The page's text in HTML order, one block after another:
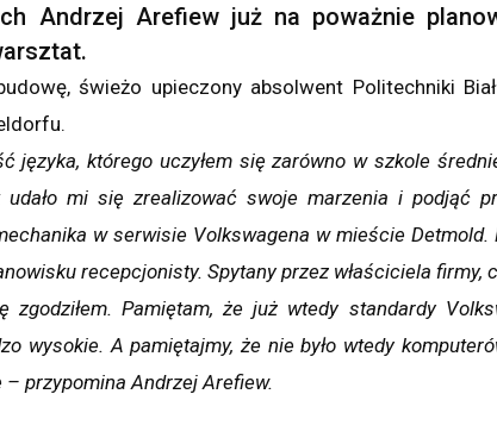
Andrzej Arefiew już na poważnie
świeżo upieczony absolwent Politechniki
języka, którego uczyłem się zarówno w szkole
udało mi się zrealizować swoje marzenia i podjąć
w serwisie Volkswagena w mieście
recepcjonisty. Spytany przez właściciela firmy,
Pamiętam, że już wtedy standardy
wysokie. A pamiętajmy, że nie było wtedy
– przypomina Andrzej Arefiew.